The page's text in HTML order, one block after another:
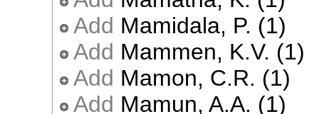
Add Mamidala, P. (1)
Add Mammen, K.V. (1)
Add Mamon, C.R. (1)
Add Mamun, A.A. (1)